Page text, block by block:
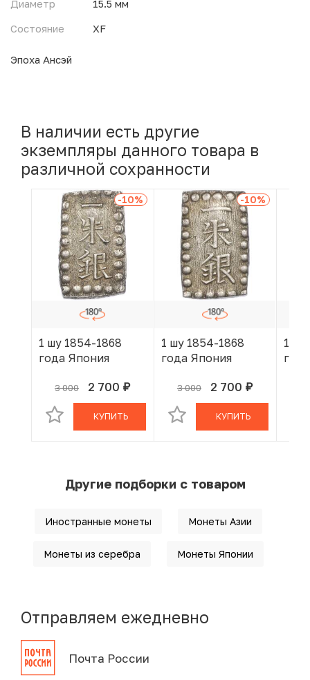
Диаметр
15.5 мм
Состояние
XF
Эпоха Ансэй
В наличии есть другие
экземпляры данного товара в
различной сохранности
-10%
1 шу 1854-1868
года Япония
3 000 2 700 руб.
В КОРЗИНЕ
КУПИТЬ
-10%
1 шу 1854-1868
года Япония
3 000 2 700 руб.
В КОРЗИНЕ
КУПИТЬ
1 шу
Другие подборки с товаром
Иностранные монеты Монеты Азии
Монеты из серебра Монеты Японии
Отправляем ежедневно
Почта России